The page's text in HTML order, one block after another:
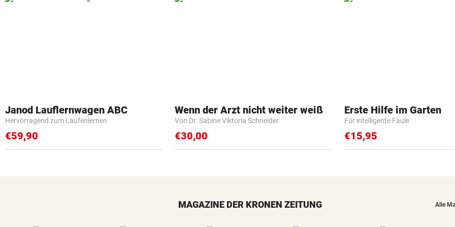
Janod Lauflernwagen ABC
Hervorragend zum Laufenlernen
€59,90
Wenn der Arzt nicht weiter weiß
Von Dr. Sabine Viktoria Schneider
€30,00
Erste Hilfe im Garten
Für intelligente Faule
€15,95
MAGAZINE DER KRONEN ZEITUNG Alle